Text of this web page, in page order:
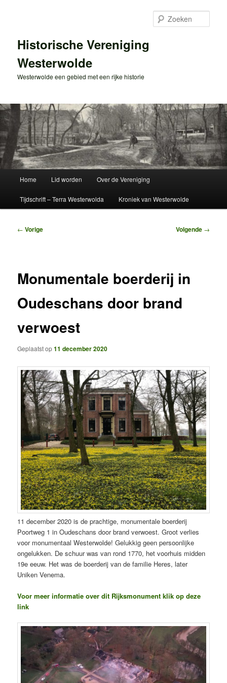
inhoudHistorische Vereniging
Westerwolde
Westerwolde een gebied met een rijke historie
Home Lid worden Over de Vereniging
Tijdschrift – Terra Westerwolda Kroniek van Westerwolde
Bericht
← Vorige Volgende →
Monumentale boerderij in
Oudeschans door brand
verwoest
Geplaatst op11 december 2020
11 december 2020 is de prachtige, monumentale boerderij
Poortweg 1 in Oudeschans door brand verwoest. Groot verlies
voor monumentaal Westerwolde! Gelukkig geen persoonlijke
ongelukken. De schuur was van rond 1770, het voorhuis midden
19e eeuw. Het was de boerderij van de familie Heres, later
Uniken Venema.
Voor meer informatie over dit Rijksmonument klik op deze
link